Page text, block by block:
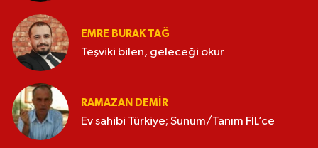
EMRE BURAK TAĞ
Teşviki bilen, geleceği okur
RAMAZAN DEMİR
Ev sahibi Türkiye; Sunum/Tanım FİL’ce